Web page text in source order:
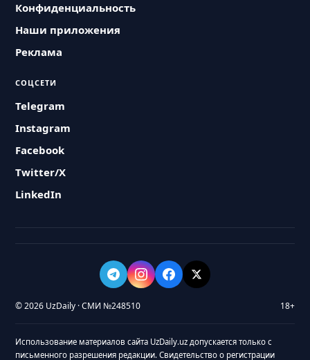
Конфиденциальность
Наши приложения
Реклама
СОЦСЕТИ
Telegram
Instagram
Facebook
Twitter/X
LinkedIn
© 2026 UzDaily · СМИ №248510 18+
Использование материалов сайта UzDaily.uz допускается только с
письменного разрешения редакции. Свидетельство о регистрации